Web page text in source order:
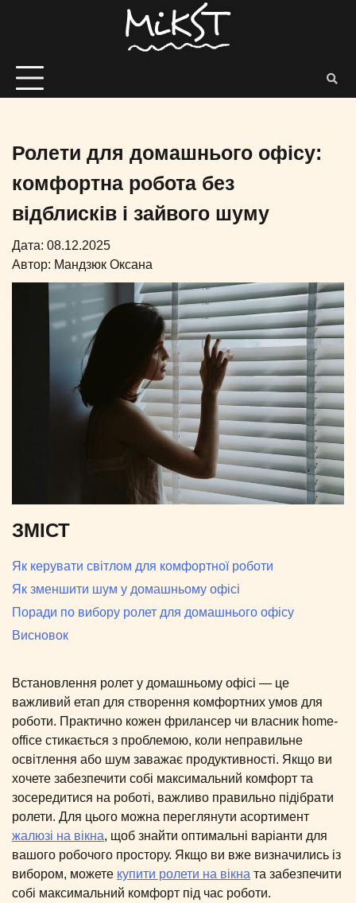
Ролети для домашнього офісу:
комфортна робота без
відблисків і зайвого шуму
Дата: 08.12.2025
Автор: Мандзюк Оксана
ЗМІСТ
Як керувати світлом для комфортної роботи
Як зменшити шум у домашньому офісі
Поради по вибору ролет для домашнього офісу
Висновок
Встановлення ролет у домашньому офісі — це
важливий етап для створення комфортних умов для
роботи. Практично кожен фрилансер чи власник home-
office стикається з проблемою, коли неправильне
освітлення або шум заважає продуктивності. Якщо ви
хочете забезпечити собі максимальний комфорт та
зосередитися на роботі, важливо правильно підібрати
ролети. Для цього можна переглянути асортимент
жалюзі на вікна, щоб знайти оптимальні варіанти для
вашого робочого простору. Якщо ви вже визначились із
вибором, можете купити ролети на вікна та забезпечити
собі максимальний комфорт під час роботи.